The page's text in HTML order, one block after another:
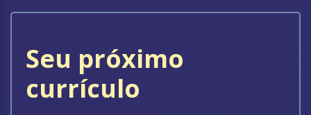
Seu próximo
currículo